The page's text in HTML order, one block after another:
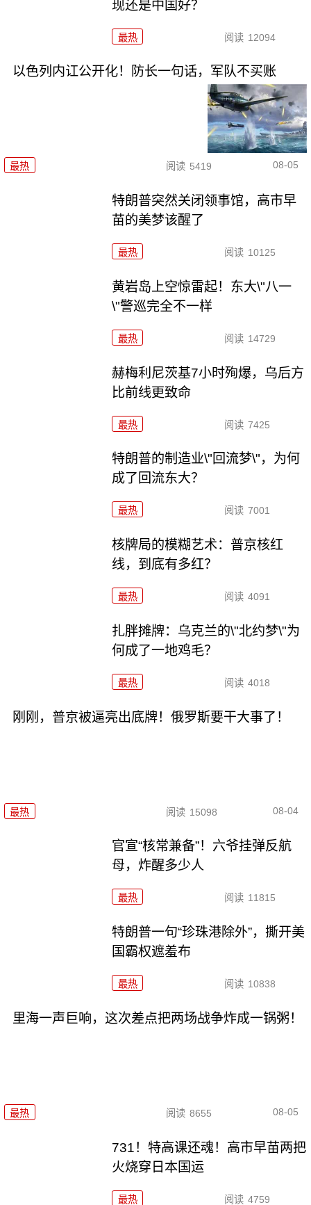
现还是中国好？
最热 阅读 12094
以色列内讧公开化！防长一句话，军队不买账
最热 阅读 5419 08-05
特朗普突然关闭领事馆，高市早
苗的美梦该醒了
最热 阅读 10125
黄岩岛上空惊雷起！东大\"八一
\"警巡完全不一样
最热 阅读 14729
赫梅利尼茨基7小时殉爆，乌后方
比前线更致命
最热 阅读 7425
特朗普的制造业\"回流梦\"，为何
成了回流东大？
最热 阅读 7001
核牌局的模糊艺术：普京核红
线，到底有多红？
最热 阅读 4091
扎胖摊牌：乌克兰的\"北约梦\"为
何成了一地鸡毛？
最热 阅读 4018
刚刚，普京被逼亮出底牌！俄罗斯要干大事了！
最热 阅读 15098 08-04
官宣“核常兼备”！六爷挂弹反航
母，炸醒多少人
最热 阅读 11815
特朗普一句“珍珠港除外”，撕开美
国霸权遮羞布
最热 阅读 10838
里海一声巨响，这次差点把两场战争炸成一锅粥！
最热 阅读 8655 08-05
731！特高课还魂！高市早苗两把
火烧穿日本国运
最热 阅读 4759